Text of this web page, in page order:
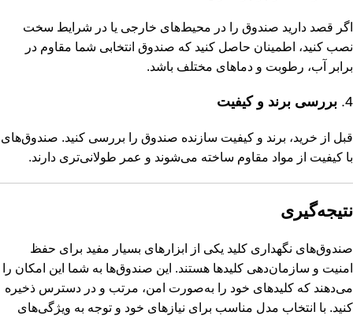
اگر قصد دارید صندوق را در محیط‌های خارجی یا در شرایط سخت
نصب کنید، اطمینان حاصل کنید که صندوق انتخابی شما مقاوم در
برابر آب، رطوبت و دماهای مختلف باشد.
4. بررسی برند و کیفیت
قبل از خرید، برند و کیفیت سازنده صندوق را بررسی کنید. صندوق‌های
با کیفیت از مواد مقاوم ساخته می‌شوند و عمر طولانی‌تری دارند.
نتیجه‌گیری
صندوق‌های نگهداری کلید یکی از ابزارهای بسیار مفید برای حفظ
امنیت و سازمان‌دهی کلیدها هستند. این صندوق‌ها به شما این امکان را
می‌دهند که کلیدهای خود را به‌صورت امن، مرتب و در دسترس ذخیره
کنید. با انتخاب مدل مناسب برای نیازهای خود و توجه به ویژگی‌های